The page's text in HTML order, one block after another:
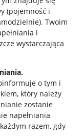
(pojemność i
Twoim
i
wystarczająca
o tym i
który należy
zostanie
napełniania
razem, gdy